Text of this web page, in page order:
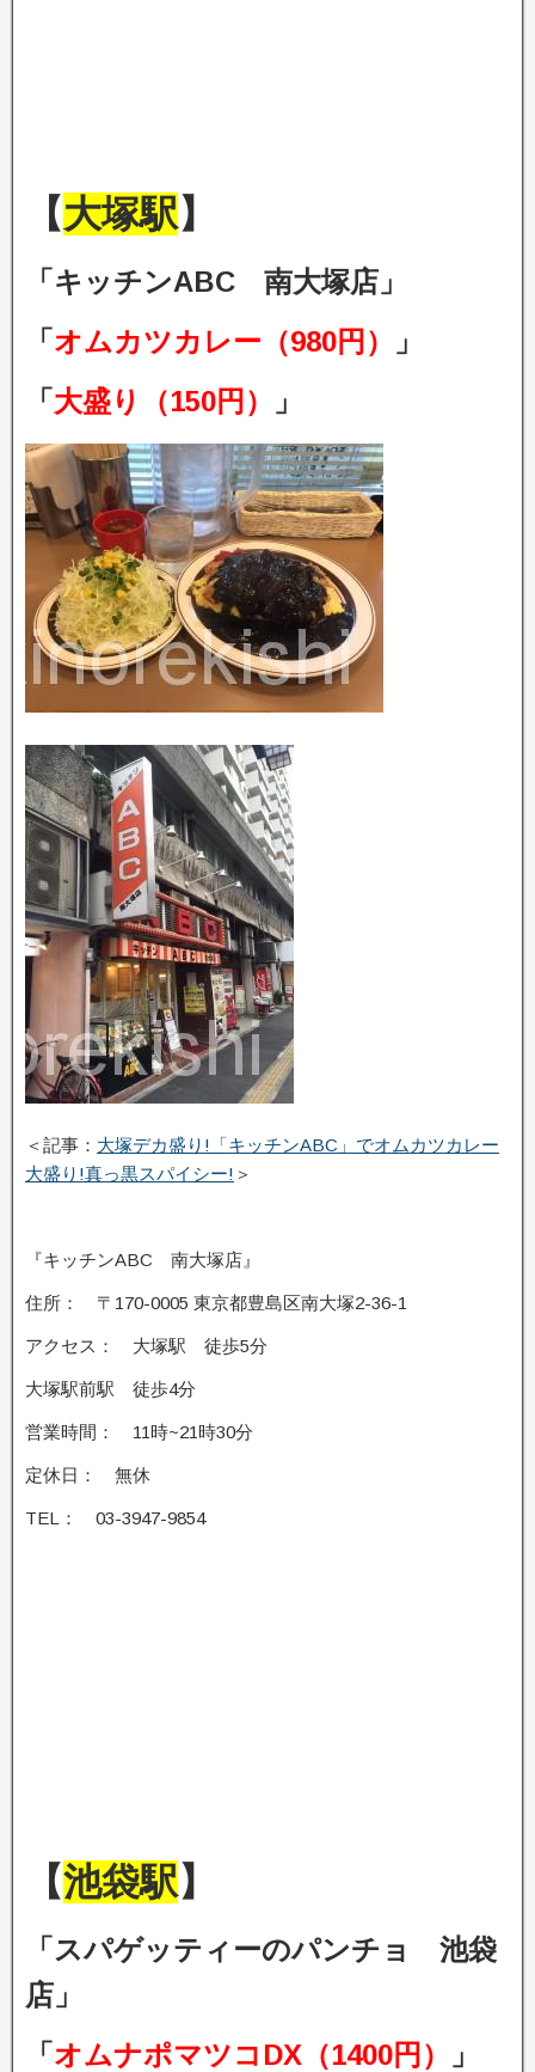
【大塚駅】
「キッチンABC 南大塚店」
「 オムカツカレー（980円）
」
「 大盛り（150円） 」
＜記事： 大塚デカ盛り!「キッチンABC」でオムカツカレー
大盛り!真っ黒スパイシー! ＞
『キッチンABC 南大塚店』
住所： 〒170-0005 東京都豊島区南大塚2-36-1
アクセス： 大塚駅 徒歩5分
大塚駅前駅 徒歩4分
営業時間： 11時~21時30分
定休日： 無休
TEL： 03-3947-9854
【池袋駅】
「スパゲッティーのパンチョ 池袋
店」
「 オムナポマツコDX（1400円） 」